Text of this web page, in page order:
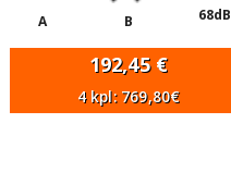
A B 68dB
192,45 €
4 kpl: 769,80€